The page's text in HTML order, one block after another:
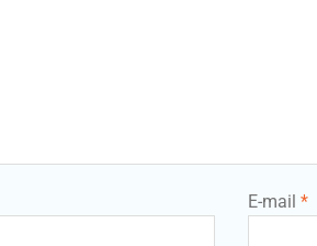
E-mail *